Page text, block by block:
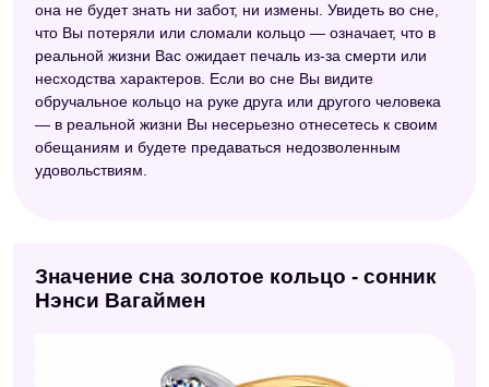
она не будет знать ни забот, ни измены. Увидеть во сне,
что Вы потеряли или сломали кольцо — означает, что в
реальной жизни Вас ожидает печаль из-за смерти или
несходства характеров. Если во сне Вы видите
обручальное кольцо на руке друга или другого человека
— в реальной жизни Вы несерьезно отнесетесь к своим
обещаниям и будете предаваться недозволенным
удовольствиям.
Значение сна золотое кольцо - сонник
Нэнси Вагаймен